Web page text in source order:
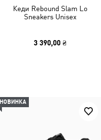
Кеди Rebound Slam Lo
Sneakers Unisex
3 390,00 ₴
НОВИНКА